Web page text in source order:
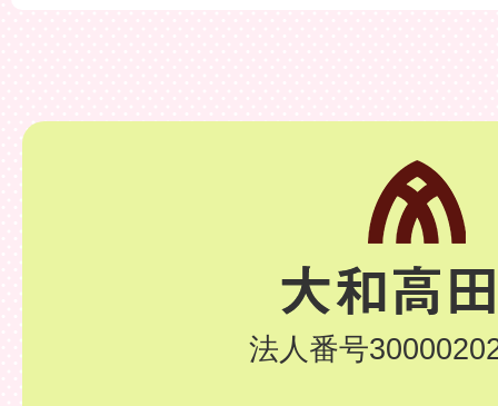
法人番号